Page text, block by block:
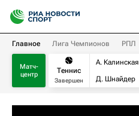
Главное Лига Чемпионов РПЛ
Матч-
центр
Теннис
Завершен
А. Калинская
Д. Шнайдер